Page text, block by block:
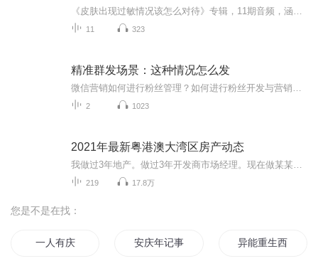
11 323
精准群发场景：这种情况怎么发
2 1023
2021年最新粤港澳大湾区房产动态
219 17.8万
您是不是在找：
一人有庆 安庆年记事 异能重生西门庆